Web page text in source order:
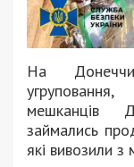
На
мешканців
займались
які вивозили з